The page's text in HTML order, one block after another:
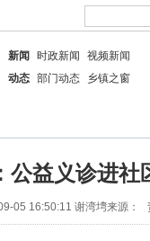
新闻 时政新闻
视频新闻
动态 部门动态 乡镇之窗
公益义诊进社
05 16:50:11 谢湾塆来源：